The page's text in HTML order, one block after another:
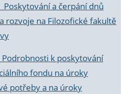
a čerpání dnů
rozvoje na Filozofické fakultě
Podrobnosti k poskytování
fondu na úroky
potřeby a na úroky